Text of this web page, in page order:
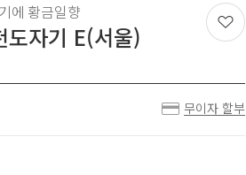
에 황금일향
도자기 E(서울)
무이자 할부